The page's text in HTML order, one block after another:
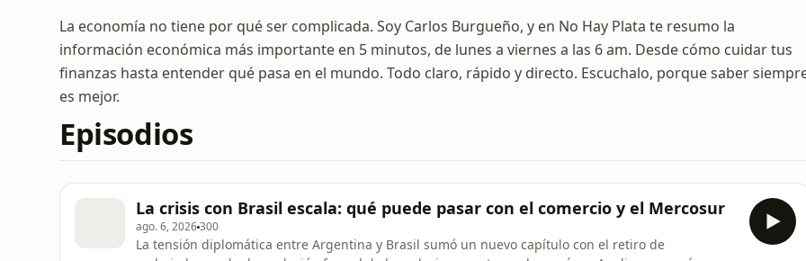
La economía no tiene por qué ser complicada. Soy Carlos Burgueño, y en No Hay Plata te resumo la
información económica más importante en 5 minutos, de lunes a viernes a las 6 am. Desde cómo cuidar tus
finanzas hasta entender qué pasa en el mundo. Todo claro, rápido y directo. Escuchalo, porque saber
es mejor.
Episodios
La crisis con Brasil escala: qué puede pasar con el comercio y el Mercosur
ago. 6, 2026300
La tensión diplomática entre Argentina y Brasil sumó un nuevo capítulo con el retiro de